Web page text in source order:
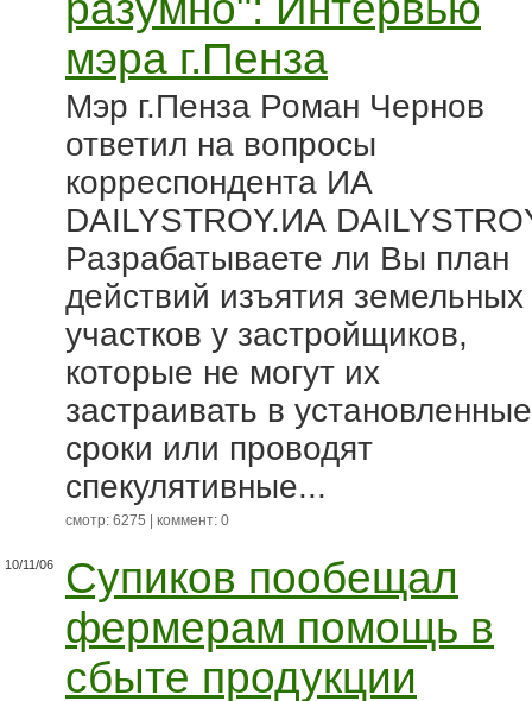
мэра г.Пенза
Мэр г.Пенза Роман Чернов
ответил на вопросы
корреспондента ИА
DAILYSTROY.ИА
Разрабатываете ли Вы план
действий изъятия земельных
участков у застройщиков,
которые не могут их
застраивать в установленные
сроки или проводят
спекулятивные...
смотр: 6275 | коммент: 0
10/11/06
Супиков пообещал
фермерам помощь в
сбыте продукции